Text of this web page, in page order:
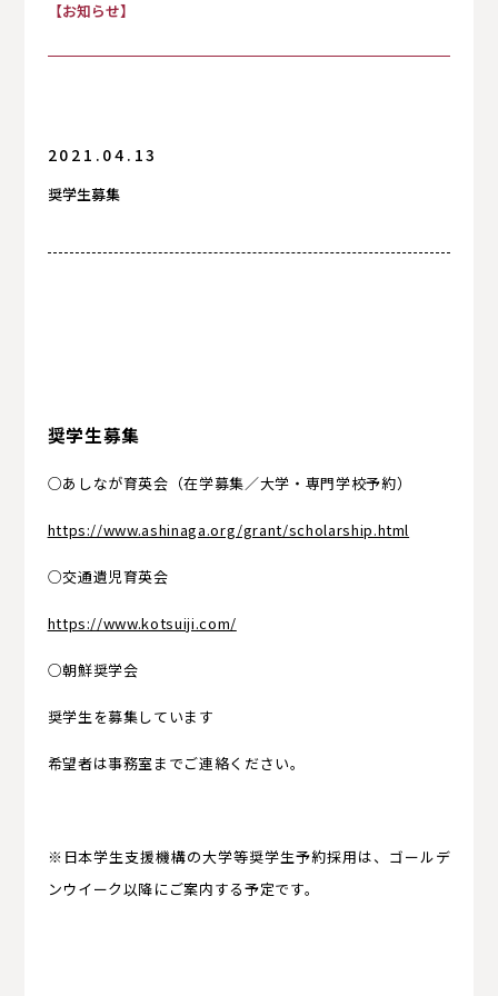
【お知らせ】
2021.04.13
奨学生募集
奨学生募集
○あしなが育英会（在学募集／大学・専門学校予約）
https://www.ashinaga.org/grant/scholarship.html
○交通遺児育英会
https://www.kotsuiji.com/
○朝鮮奨学会
奨学生を募集しています
希望者は事務室までご連絡ください。
※日本学生支援機構の大学等奨学生予約採用は、 ゴールデ
ンウイーク以降にご案内する予定です。